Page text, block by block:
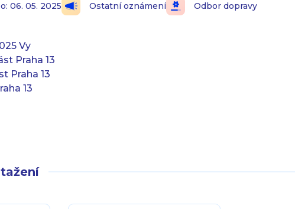
06. 05. 2025 Ostatní oznámení Odbor dopravy
Vy
Praha 13
Praha 13
13